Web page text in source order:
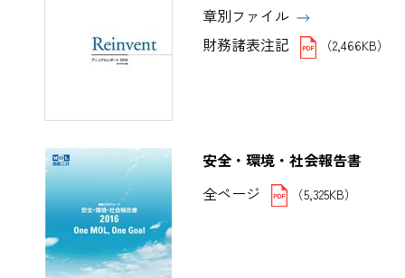
章別ファイル
財務諸表注記
（2,466KB）
安全・環境・社会報告書
全ページ
（5,325KB）